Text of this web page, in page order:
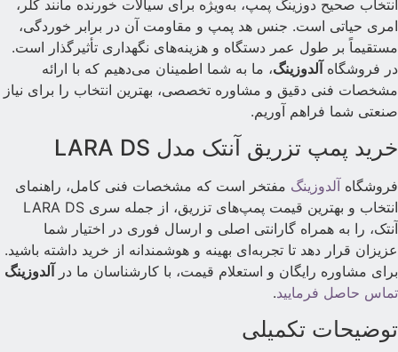
انتخاب صحیح دوزینگ پمپ، به‌ویژه برای سیالات خورنده مانند کلر،
امری حیاتی است. جنس هد پمپ و مقاومت آن در برابر خوردگی،
مستقیماً بر طول عمر دستگاه و هزینه‌های نگهداری تأثیرگذار است.
در فروشگاه آلدوزینگ، ما به شما اطمینان می‌دهیم که با ارائه
مشخصات فنی دقیق و مشاوره تخصصی، بهترین انتخاب را برای نیاز
صنعتی شما فراهم آوریم.
خرید پمپ تزریق آنتک مدل LARA DS
فروشگاه آلدوزینگ مفتخر است که مشخصات فنی کامل، راهنمای
انتخاب و بهترین قیمت پمپ‌های تزریق، از جمله سری LARA DS
آنتک، را به همراه گارانتی اصلی و ارسال فوری در اختیار شما
عزیزان قرار دهد تا تجربه‌ای بهینه و هوشمندانه از خرید داشته باشید.
برای مشاوره رایگان و استعلام قیمت، با کارشناسان ما در آلدوزینگ
تماس حاصل فرمایید.
توضیحات تکمیلی